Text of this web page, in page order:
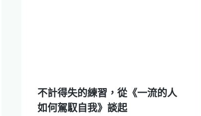
不計得失的練習，從《一流的人
如何駕馭自我》談起